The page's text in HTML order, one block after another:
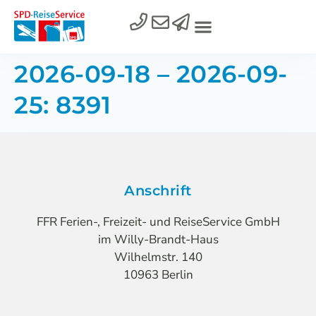
2026-09-18 – 2026-09-
25: 8391
Anschrift
FFR Ferien-, Freizeit- und ReiseService GmbH
im Willy-Brandt-Haus
Wilhelmstr. 140
10963 Berlin